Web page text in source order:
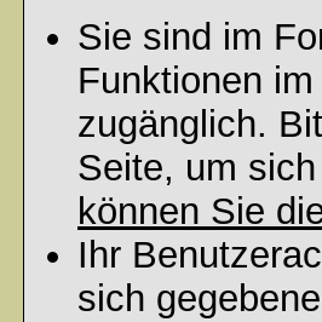
Sie sind im
Funktionen
zugänglich.
Seite, um
können Sie
Ihr
sich